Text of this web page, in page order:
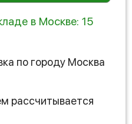
в Москве: 15
по городу Москва
рассчитывается